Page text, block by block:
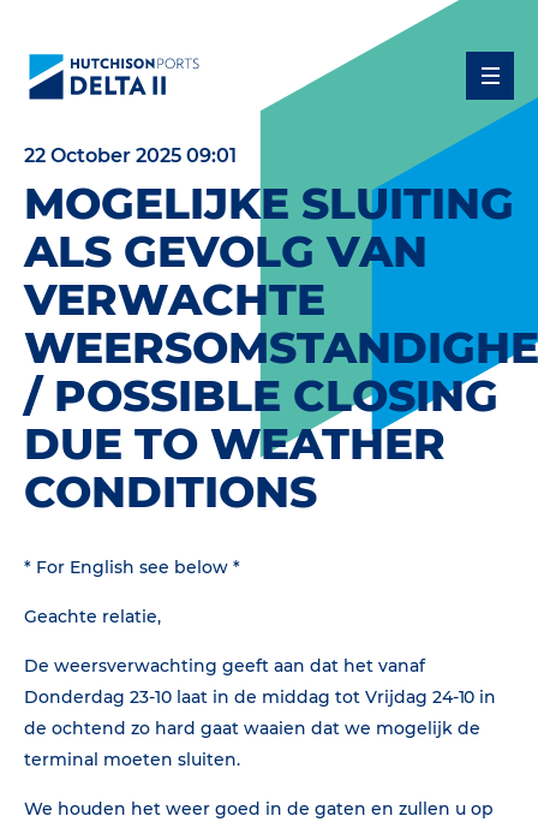
22 October 2025 09:01
MOGELIJKE SLUITING
ALS GEVOLG VAN
VERWACHTE
/ POSSIBLE CLOSING
DUE TO WEATHER
CONDITIONS
* For English see below *
Geachte relatie,
De weersverwachting geeft aan dat het vanaf
Donderdag 23-10 laat in de middag tot Vrijdag 24-10 in
de ochtend zo hard gaat waaien dat we mogelijk de
terminal moeten sluiten.
We houden het weer goed in de gaten en zullen u op